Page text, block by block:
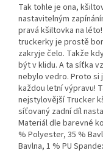
Tak tohle je ona,
nastavitelným
pravá kšiltovka na
truckerky je prostě
zakryje čelo. Takže
být v klidu. A ta síťka
nebylo vedro. Proto si
každou letní výpravu!
nejstylovější Trucker
síťovaný zadní díl
Materiál dle barevné
% Polyester, 35 %
Bavlna, 1 % PU